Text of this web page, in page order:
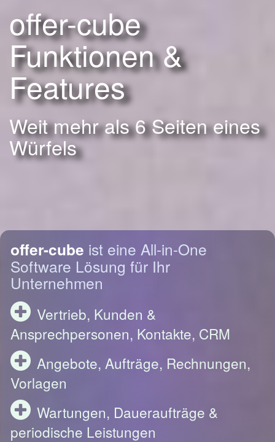
offer-cube
Funktionen &
Features
Weit mehr als 6 Seiten eines
Würfels
offer-cube ist eine All-in-One
Software Lösung für Ihr
Unternehmen
Vertrieb, Kunden &
Ansprechpersonen, Kontakte, CRM
Angebote, Aufträge, Rechnungen,
Vorlagen
Wartungen, Daueraufträge &
periodische Leistungen